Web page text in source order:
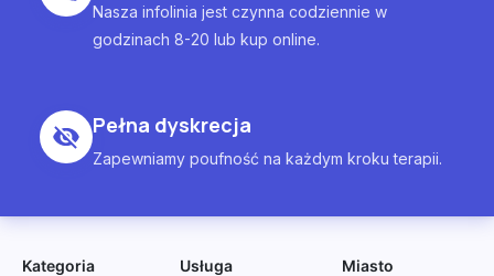
Nasza infolinia jest czynna codziennie w
godzinach 8-20 lub kup online.
Pełna dyskrecja
Zapewniamy poufność na każdym kroku terapii.
Kategoria Usługa Miasto